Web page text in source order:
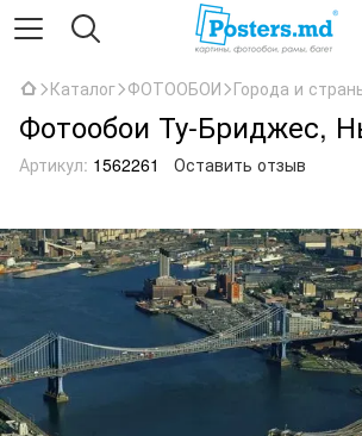
Каталог ФОТООБОИ Города и
Фотообои Ту-Бриджес,
Артикул: 1562261 Оставить отзыв